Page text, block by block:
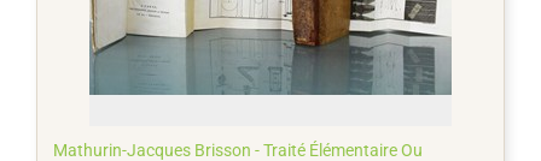
Mathurin-Jacques Brisson - Traité Élémentaire Ou